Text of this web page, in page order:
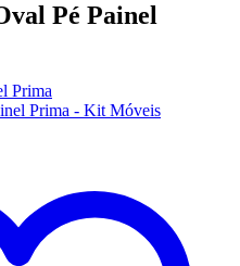
Pé Painel
Prima